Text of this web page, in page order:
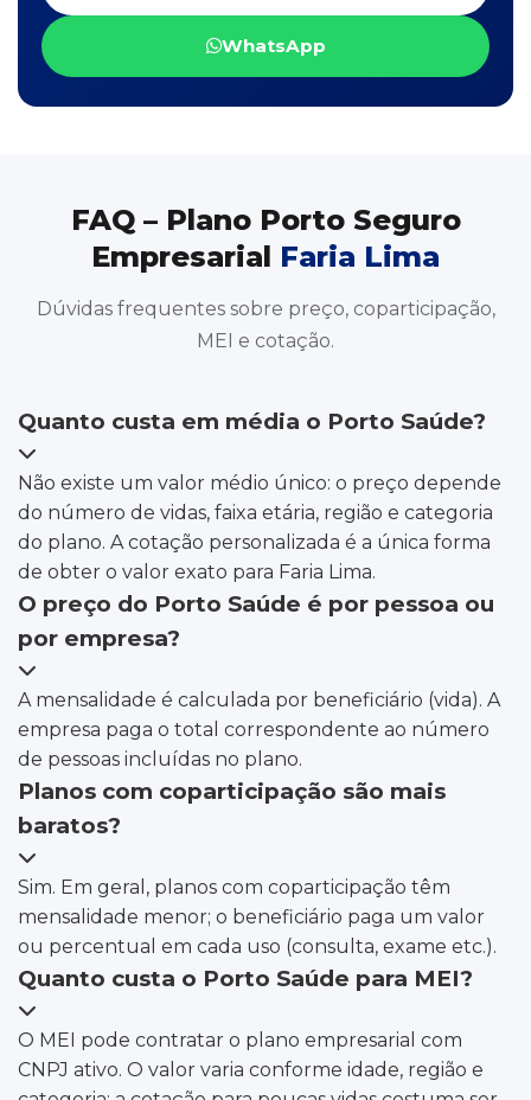
WhatsApp
FAQ – Plano Porto Seguro
Empresarial Faria Lima
Dúvidas frequentes sobre preço, coparticipação,
MEI e cotação.
Quanto custa em média o Porto Saúde?
Não existe um valor médio único: o preço depende
do número de vidas, faixa etária, região e categoria
do plano. A cotação personalizada é a única forma
de obter o valor exato para Faria Lima.
O preço do Porto Saúde é por pessoa ou
por empresa?
A mensalidade é calculada por beneficiário (vida). A
empresa paga o total correspondente ao número
de pessoas incluídas no plano.
Planos com coparticipação são mais
baratos?
Sim. Em geral, planos com coparticipação têm
mensalidade menor; o beneficiário paga um valor
ou percentual em cada uso (consulta, exame etc.).
Quanto custa o Porto Saúde para MEI?
O MEI pode contratar o plano empresarial com
CNPJ ativo. O valor varia conforme idade, região e